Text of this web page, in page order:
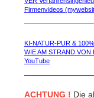
Firmenvideos
KI-NATUR-PUR &
WIE AM STRAND VON
YouTube
ACHTUNG ! Die